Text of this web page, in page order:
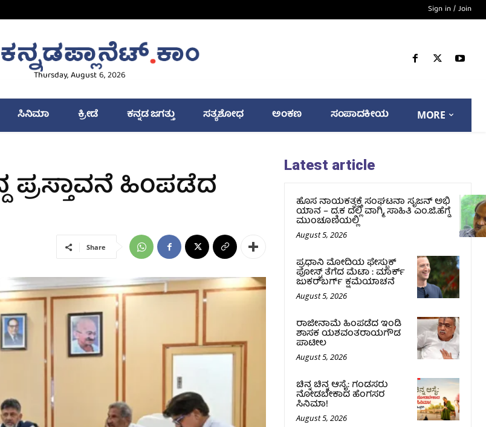
Sign in / Join
Thursday, August 6, 2026
ಸಿನಿಮಾ ಕ್ರೀಡೆ ಕನ್ನಡ ಜಗತ್ತು ಸತ್ಯಶೋಧ ಅಂಕಣ ಸಂಪಾದಕೀಯ MORE
ಪ್ರಸ್ತಾವನೆ ಹಿಂಪಡೆದ
Share
Latest article
ಹೊಸ ನಾಯಕತ್ವಕ್ಕೆ ಸಂಘಟನಾ ಸೃಜನ್ ಅಭಿ
ಯಾನ – ದ.ಕ ದಲ್ಲಿ ವಾಗ್ಮಿ, ಸಾಹಿತಿ ಎಂ.ಜಿ.ಹೆಗ್ಡೆ
ಮುಂಚೂಣಿಯಲ್ಲಿ
August 5, 2026
ಪ್ರಧಾನಿ ಮೋದಿಯ ಫೇಸ್ಬುಕ್‌
ಪೋಸ್ಟ್‌ ತೆಗೆದ ಮೆಟಾ : ಮಾರ್ಕ್
ಜುಕರ್‌ಬರ್ಗ್ ಕ್ಷಮೆಯಾಚನೆ
August 5, 2026
ರಾಜೀನಾಮೆ ಹಿಂಪಡೆದ ಇಂಡಿ
ಶಾಸಕ ಯಶವಂತರಾಯಗೌಡ
ಪಾಟೀಲ
August 5, 2026
ಚಿನ್ನ ಚಿನ್ನ ಆಸೈ: ಗಂಡಸರು
ನೋಡಬೇಕಾದ ಹೆಂಗಸರ
ಸಿನಿಮಾ!
August 5, 2026